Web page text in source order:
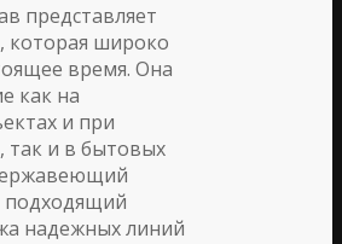
представляет
которая широко
время. Она
как на
и при
так и в бытовых
подходящий
надежных линий